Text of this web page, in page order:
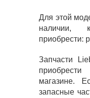
Для этой
наличии,
приобрести:
Запчасти
магазине.
запасные